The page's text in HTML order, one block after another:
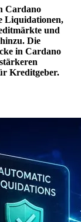
Cardano
Liquidationen,
und
Die
in Cardano
Kreditgeber.